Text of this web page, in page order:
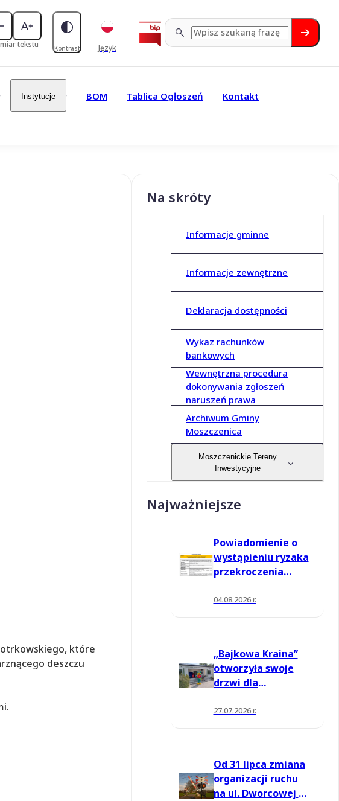
tekstu Kontrast Język
Instytucje BOM Tablica Ogłoszeń Kontakt
które
deszczu
Na skróty
Informacje gminne
Informacje zewnętrzne
Deklaracja dostępności
Wykaz rachunków
bankowych
Wewnętrzna procedura
dokonywania zgłoszeń
naruszeń prawa
Archiwum Gminy
Moszczenica
Moszczenickie Tereny
Inwestycyjne
Najważniejsze
Powiadomienie o
wystąpieniu ryzaka
przekroczenia
informowania dla
04.08.2026 r.
„Bajkowa Kraina”
otworzyła swoje
drzwi dla
27.07.2026 r.
Od 31 lipca zmiana
organizacji ruchu
na ul. Dworcowej w